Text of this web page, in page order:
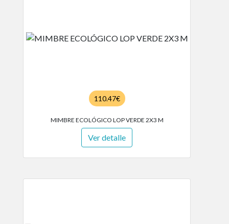
110.47€
MIMBRE ECOLÓGICO LOP VERDE 2X3 M
Ver detalle